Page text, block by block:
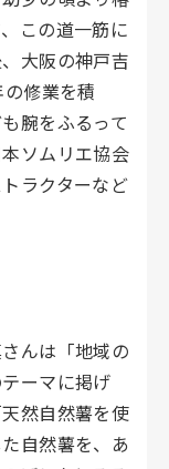
この道一筋に
大阪の神戸吉
修業を積
腕をふるって
ソムリエ協会
ラクターなど
んは「地域の
ーマに掲げ
然自然薯を使
自然薯を、あ